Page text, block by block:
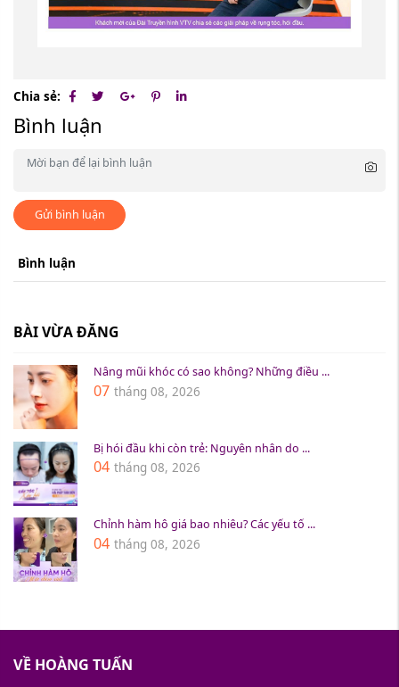
Chia sẻ:
Bình luận
Gửi bình luận
Bình luận
BÀI VỪA ĐĂNG
Nâng mũi khóc có sao không? Những điều ...
07 tháng 08, 2026
Bị hói đầu khi còn trẻ: Nguyên nhân do ...
04 tháng 08, 2026
Chỉnh hàm hô giá bao nhiêu? Các yếu tố ...
04 tháng 08, 2026
VỀ HOÀNG TUẤN